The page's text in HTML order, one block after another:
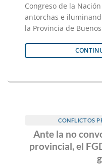
Congreso de la
antorchas e
la Provincia de
CONFLICTOS
Ante la no
provincial, el